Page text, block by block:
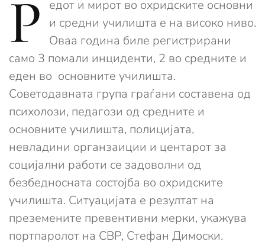
Р
едот и мирот во охридските основни
и средни училишта е на високо ниво.
Оваа година биле регистрирани
само 3 помали инциденти, 2 во средните и
еден во основните училишта.
Советодавната група граѓани составена од
психолози, педагози од средните и
основните училишта, полицијата,
невладини органзаиции и центарот за
социјални работи се задоволни од
безбедносната состојба во охридските
училишта. Ситуацијата е резултат на
преземените превентивни мерки, укажува
портпаролот на СВР, Стефан Димоски.